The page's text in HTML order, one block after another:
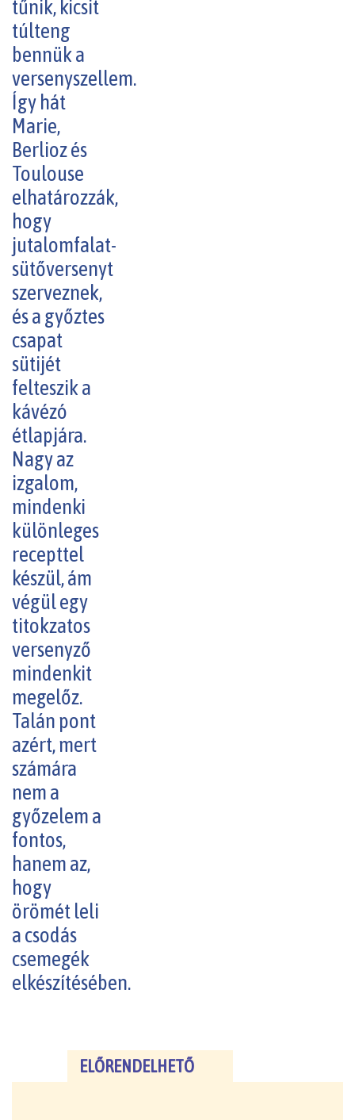
tűnik, kicsit
túlteng
bennük a
versenyszellem.
Így hát
Marie,
Berlioz és
Toulouse
elhatározzák,
hogy
jutalomfalat-
sütőversenyt
szerveznek,
és a győztes
csapat
sütijét
felteszik a
kávézó
étlapjára.
Nagy az
izgalom,
mindenki
különleges
recepttel
készül, ám
végül egy
titokzatos
versenyző
mindenkit
megelőz.
Talán pont
azért, mert
számára
nem a
győzelem a
fontos,
hanem az,
hogy
örömét leli
a csodás
csemegék
elkészítésében.
ELŐRENDELHETŐ